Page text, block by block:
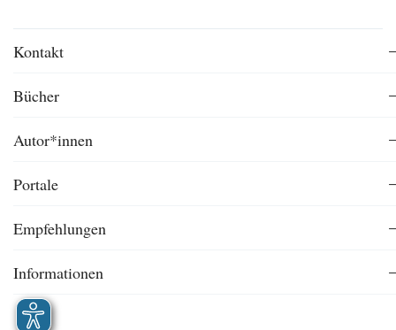
Kontakt
Bücher
Autor*innen
Portale
Empfehlungen
Informationen